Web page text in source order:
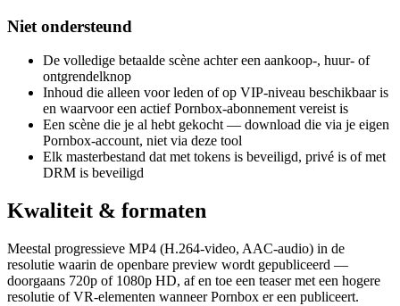
Niet ondersteund
De volledige betaalde scène achter een aankoop-, huur- of
ontgrendelknop
Inhoud die alleen voor leden of op VIP-niveau beschikbaar is
en waarvoor een actief Pornbox-abonnement vereist is
Een scène die je al hebt gekocht — download die via je eigen
Pornbox-account, niet via deze tool
Elk masterbestand dat met tokens is beveiligd, privé is of met
DRM is beveiligd
Kwaliteit & formaten
Meestal progressieve MP4 (H.264-video, AAC-audio) in de
resolutie waarin de openbare preview wordt gepubliceerd —
doorgaans 720p of 1080p HD, af en toe een teaser met een hogere
resolutie of VR-elementen wanneer Pornbox er een publiceert.